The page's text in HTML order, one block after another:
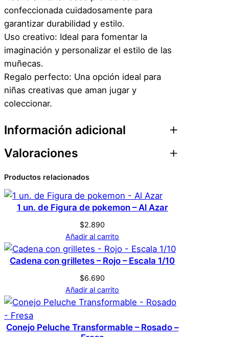
confeccionada cuidadosamente para
garantizar durabilidad y estilo.
Uso creativo: Ideal para fomentar la
imaginación y personalizar el estilo de las
muñecas.
Regalo perfecto: Una opción ideal para
niñas creativas que aman jugar y
coleccionar.
Información adicional
Atributos
Dimensiones
Marca Genérico
Color Multicolor
Valoraciones
0 valoraciones en
Ropa para Muñeca –
No hay valoraciones aún. Solo los usuarios
registrados que hayan comprado este
producto pueden hacer una valoración.
Acceder
Productos relacionados
1 un. de Figura de pokemon – Al Azar
$2.890
Añadir al carrito
Cadena con grilletes – Rojo – Escala 1/10
$6.690
Añadir al carrito
Conejo Peluche Transformable – Rosado –